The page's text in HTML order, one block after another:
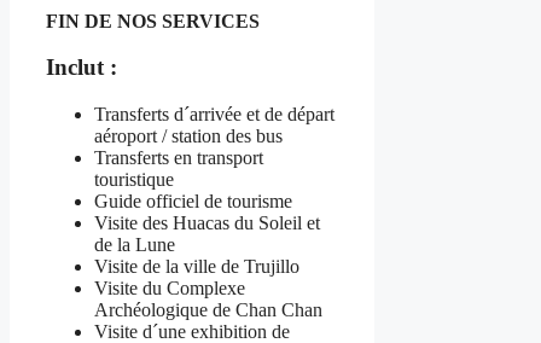
FIN DE NOS SERVICES
Inclut :
Transferts d´arrivée et de départ
aéroport / station des bus
Transferts en transport
touristique
Guide officiel de tourisme
Visite des Huacas du Soleil et
de la Lune
Visite de la ville de Trujillo
Visite du Complexe
Archéologique de Chan Chan
Visite d´une exhibition de